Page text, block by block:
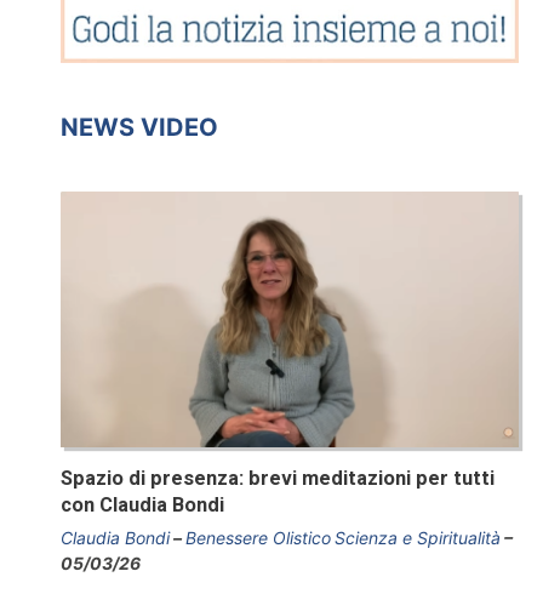
NEWS VIDEO
Spazio di presenza: brevi meditazioni per tutti
con Claudia Bondi
Claudia Bondi Benessere OlisticoScienza e Spiritualità
05/03/26